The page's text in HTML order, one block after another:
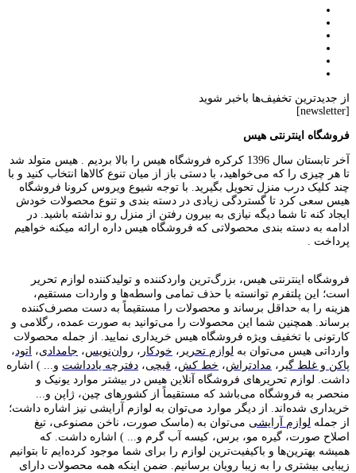
از جدیدترین تخفیف‌ها باخبر شوید
[newsletter]
فروشگاه اینترنتی هیس
آخر تابستان سال 1396 کرکره فروشگاه هیس را بالا بردیم . هیس متولد شد
تا هر چیزی را که می‌خواهید، با دستی باز از میان تنوع کالاها انتخاب کنید و با
چند کلیک درب منزل تحویل بگیرید. با توجه شیوع ویروس کرونا فروشگاه
هیس سعی کرد تا گستردگی زیادی در دسته بندی و تنوع محصولات خودش
ایجاد کنه تا شما دیگه نیازی به بیرون رفتن از منزل رو نداشته باشید. در
ادامه به دسته بندی محصولاتی که فروشگاه هیس داره ارائه میکنه خواهیم
پرداخت .
فروشگاه اینترنتی هیس، بزرگ‌ترین وارد‌کننده و تولید‌کننده لوازم تحریر
است؛ این پلتفرم توانسته با حذف تمامی واسطه‌ها و واردات مستقیم،
هزینه را به حداقل برساند و محصولات را مستقیماً به دست مصرف‌کننده
برساند. همچنین شما این محصولات را می‌توانید به صورت عمده، رگلامی و
کارتونی با تخفیف ویژه فروشگاه هیس خریداری نمایید. از جمله محصولات
وارداتی هیس می‌توان به لوازم تحریر ، خودکار ، روان‌نویس، جامدادی، اتود،
پاکن و غلط گیر ، مدادتراش، خط کش، قیچی، دفترچه یادداشت و... ) اشاره
داشت. لوازم تحریر‌های فروشگاه آنلاین هیس در بیشتر موارد یونیک و
منحصر به فروشگاه می‌باشد که مستقیماً از کشور‌های چین، ژاپن و...
خریداری شده‌اند. از دیگر موارد می‌توان به لوازم آرایشی نیز اشاره داشت؛
از جمله لوازم آرایشی می‌توان به (ماسک صورت، ناخن مصنوعی، تیغ
اصلاح صورت، گیره مو، برس، کیسه آب گرم و... ) اشاره داشت. که
همیشه بهترین‌ها و باکیفیت‌ترین لوازم را برای شما موجود کرده‌ایم تا بتوانیم
زیبایی بیشتری را به زیبا رویان برسانیم. ضمن اینکه همه محصولات دارای